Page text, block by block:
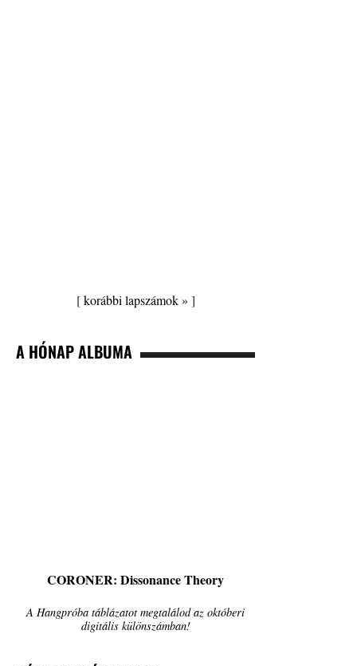
[korábbi lapszámok » ]
A HÓNAP ALBUMA
CORONER: Dissonance Theory
A Hangpróba táblázatot megtalálod az októberi
digitális különszámban!